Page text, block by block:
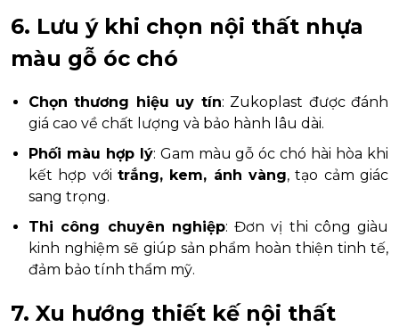
6. Lưu ý khi chọn nội thất nhựa
màu gỗ óc chó
Chọn thương hiệu uy tín: Zukoplast được đánh
giá cao về chất lượng và bảo hành lâu dài.
Phối màu hợp lý: Gam màu gỗ óc chó hài hòa khi
kết hợp với trắng, kem, ánh vàng, tạo cảm giác
sang trọng.
Thi công chuyên nghiệp: Đơn vị thi công giàu
kinh nghiệm sẽ giúp sản phẩm hoàn thiện tinh tế,
đảm bảo tính thẩm mỹ.
7. Xu hướng thiết kế nội thất